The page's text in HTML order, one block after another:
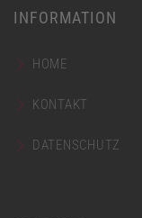
INFORMATION
HOME
KONTAKT
DATENSCHUTZ